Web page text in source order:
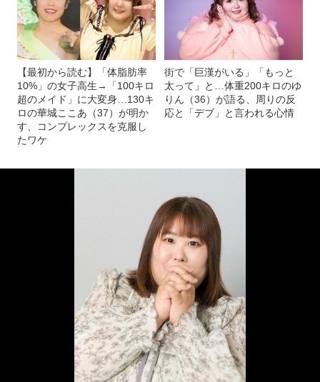
【最初から読む】「体脂肪率
10%」の女子高生→「100キロ
超のメイド」に大変身…130キ
ロの華城ここあ（37）が明か
す、コンプレックスを克服し
たワケ
街で「巨漢がいる」「もっと
太って」と…体重200キロのゆ
りん（36）が語る、周りの反
応と「デブ」と言われる心情